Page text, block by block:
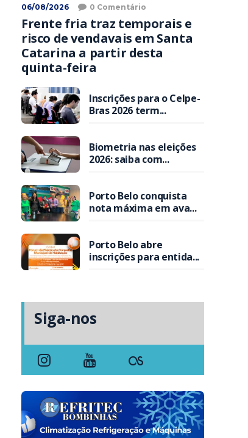
06/08/2026 0 Comentário
Frente fria traz temporais e
risco de vendavais em Santa
Catarina a partir desta
quinta-feira
Inscrições para o Celpe-
Bras 2026 term...
Biometria nas eleições
2026: saiba com...
Porto Belo conquista
nota máxima em ava...
Porto Belo abre
inscrições para entida...
Siga-nos